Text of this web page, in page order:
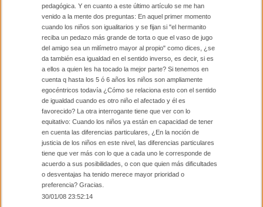
pedagógica. Y en cuanto a este último artículo se me han
venido a la mente dos preguntas: En aquel primer momento
cuando los niños son igualitarios y se fijan si "el hermanito
reciba un pedazo más grande de torta o que el vaso de jugo
del amigo sea un milímetro mayor al propio" como dices, ¿se
da también esa igualdad en el sentido inverso, es decir, si es
a ellos a quien les ha tocado la mejor parte? Si tenemos en
cuenta q hasta los 5 ó 6 años los niños son ampliamente
egocéntricos todavía ¿Cómo se relaciona esto con el sentido
de igualdad cuando es otro niño el afectado y él es
favorecido? La otra interrogante tiene que ver con lo
equitativo: Cuando los niños ya están en capacidad de tener
en cuenta las diferencias particulares, ¿En la noción de
justicia de los niños en este nivel, las diferencias particulares
tiene que ver más con lo que a cada uno le corresponde de
acuerdo a sus posibilidades, o con que quien más dificultades
o desventajas ha tenido merece mayor prioridad o
preferencia? Gracias.
30/01/08 23:52:14